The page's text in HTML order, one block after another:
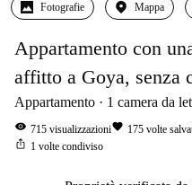
Fotografie Mappa
Appartamento con
affitto a Goya, senza
Appartamento 1 camera da
visibility 715 visualizzazionifavorite 175 volte
ios_share 1 volte condiviso